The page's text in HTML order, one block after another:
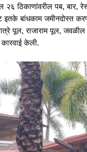
२६ ठिकाणांवरील पब,
बांधकाम जमीनदोस्त
पूल, राजाराम पूल,
केली.